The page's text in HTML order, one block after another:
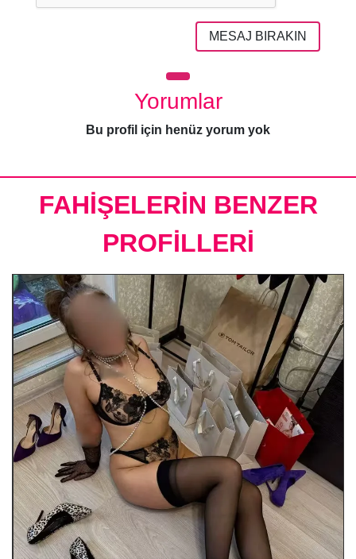
MESAJ BIRAKIN
Yorumlar
Bu profil için henüz yorum yok
FAHİŞELERİN BENZER
PROFİLLERİ